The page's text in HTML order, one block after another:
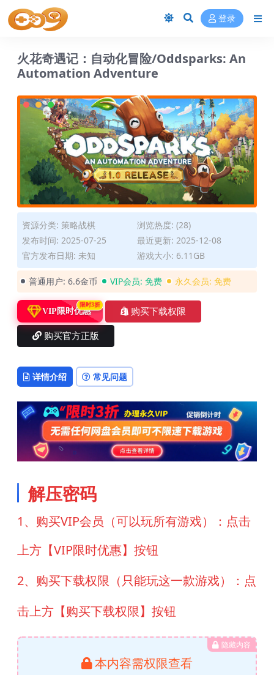
登录
火花奇遇记：自动化冒险/Oddsparks: An
Automation Adventure
资源分类: 策略战棋
浏览热度: (28)
发布时间: 2025-07-25
最近更新: 2025-12-08
官方发布日期: 未知
游戏大小: 6.11GB
普通用户: 6.6金币 VIP会员: 免费 永久会员: 免费
VIP限时优惠
限时3折
购买下载权限
购买官方正版
详情介绍 常见问题
解压密码
1、购买VIP会员（可以玩所有游戏）：点击
上方【VIP限时优惠】按钮
2、购买下载权限（只能玩这一款游戏）：点
击上方【购买下载权限】按钮
隐藏内容
本内容需权限查看